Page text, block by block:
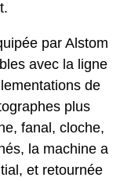
.
par Alstom
avec la ligne
de
plus
fanal, cloche,
la machine a
et retournée